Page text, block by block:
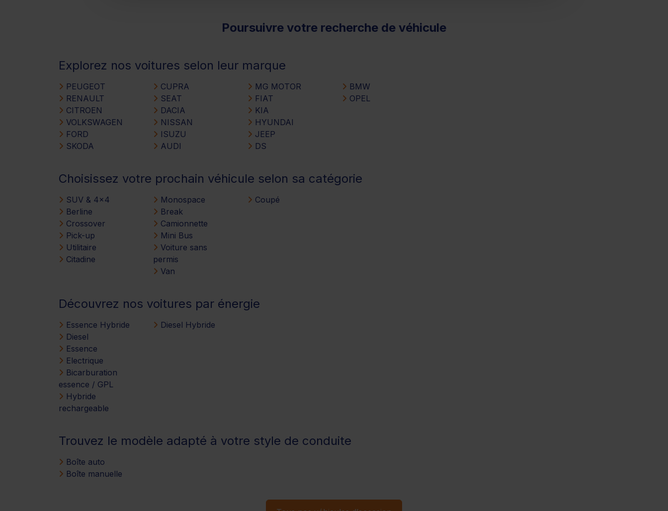
Poursuivre votre recherche de véhicule
Explorez nos voitures selon leur marque
PEUGEOT
RENAULT
CITROEN
VOLKSWAGEN
FORD
SKODA
CUPRA
SEAT
DACIA
NISSAN
ISUZU
AUDI
MG MOTOR
FIAT
KIA
HYUNDAI
JEEP
DS
BMW
OPEL
Choisissez votre prochain véhicule selon sa catégorie
SUV & 4x4
Berline
Crossover
Pick-up
Utilitaire
Citadine
Monospace
Break
Camionnette
Mini Bus
Voiture sans
permis
Van
Coupé
Découvrez nos voitures par énergie
Essence Hybride
Diesel
Essence
Electrique
Bicarburation
essence / GPL
Hybride
rechargeable
Diesel Hybride
Trouvez le modèle adapté à votre style de conduite
Boîte auto
Boîte manuelle